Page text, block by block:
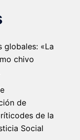
globales: «La
chivo
de
de la
Social